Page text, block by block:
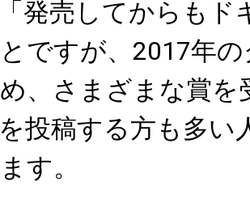
発売してからもド
ですが、2017年
、さまざまな賞を
投稿する方も多い
す。